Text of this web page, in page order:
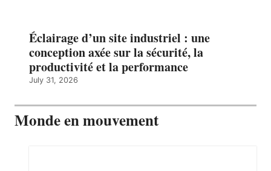
Éclairage d’un site industriel : une
conception axée sur la sécurité, la
productivité et la performance
July 31, 2026
Monde en mouvement